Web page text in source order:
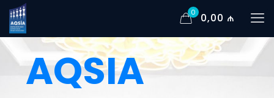
0 0,00 ₼
AQSIA